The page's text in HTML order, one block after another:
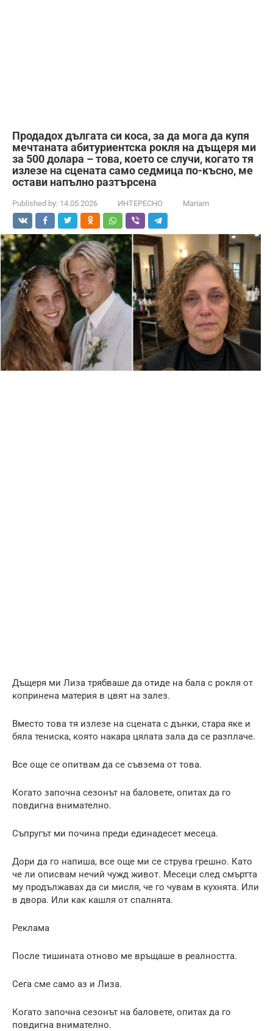
Продадох дългата си коса, за да мога да купя
мечтаната абитуриентска рокля на дъщеря ми
за 500 долара – това, което се случи, когато тя
излезе на сцената само седмица по-късно, ме
остави напълно разтърсена
Published by: 14.05.2026 ИНТЕРЕСНО Mariam
Дъщеря ми Лиза трябваше да отиде на бала с рокля от
копринена материя в цвят на залез.
Вместо това тя излезе на сцената с дънки, стара яке и
бяла тениска, която накара цялата зала да се разплаче.
Все още се опитвам да се съвзема от това.
Когато започна сезонът на баловете, опитах да го
повдигна внимателно.
Съпругът ми почина преди единадесет месеца.
Дори да го напиша, все още ми се струва грешно. Като
че ли описвам нечий чужд живот. Месеци след смъртта
му продължавах да си мисля, че го чувам в кухнята. Или
в двора. Или как кашля от спалнята.
Реклама
После тишината отново ме връщаше в реалността.
Сега сме само аз и Лиза.
Когато започна сезонът на баловете, опитах да го
повдигна внимателно.